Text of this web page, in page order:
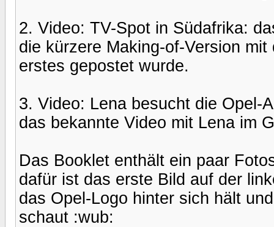
2. Video: TV-Spot in Südafrika:
die kürzere Making-of-Version
erstes gepostet wurde.
3. Video: Lena besucht die Opel-
das bekannte Video mit Lena im
Das Booklet enthält ein paar
dafür ist das erste Bild auf der
das Opel-Logo hinter sich hält
schaut :wub: